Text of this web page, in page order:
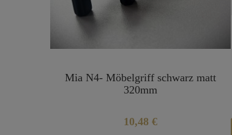
Mia N4- Möbelgriff schwarz matt
320mm
10,48 €